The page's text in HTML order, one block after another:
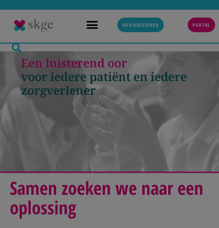
ADVIESGESPREK PORTAL
Een luisterend oor
voor iedere patiënt en iedere
zorgverlener
Samen zoeken we naar een
oplossing